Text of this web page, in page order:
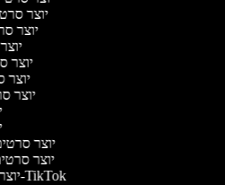
יוצר
יוצר
יוצר
יוצר
יוצר
יוצר
יוצר
יוצר סרטונים ל-TikTok